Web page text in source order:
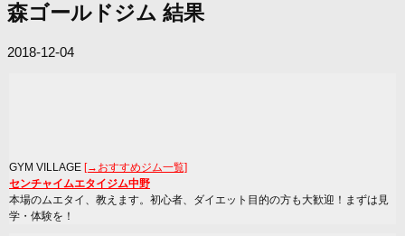
森ゴールドジム 結果
2018-12-04
GYM VILLAGE [→おすすめジム一覧]
センチャイムエタイジム中野
本場のムエタイ、教えます。初心者、ダイエット目的の方も大歓迎！まずは見
学・体験を！